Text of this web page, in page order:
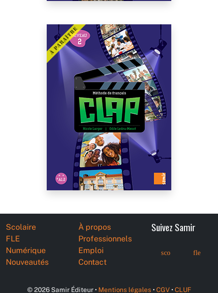
Scolaire
FLE
Numérique
Nouveautés
À propos
Professionnels
Emploi
Contact
Suivez Samir
sco fle
© 2026 Samir Éditeur • Mentions légales •CGV •CLUF